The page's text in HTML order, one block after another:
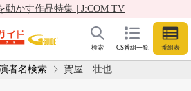
動かす作品特集 | J:COM TV
CS番組一覧 番組表
検索
者名検索 賀屋 壮也